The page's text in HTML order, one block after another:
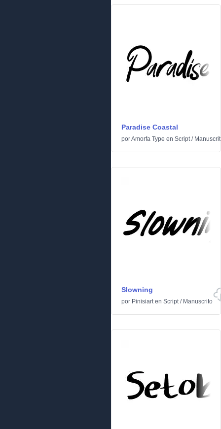
Paradise Coastal
porAmorfa Type en Script/
Slowning
por Pinisiarten Script/ Manuscrito